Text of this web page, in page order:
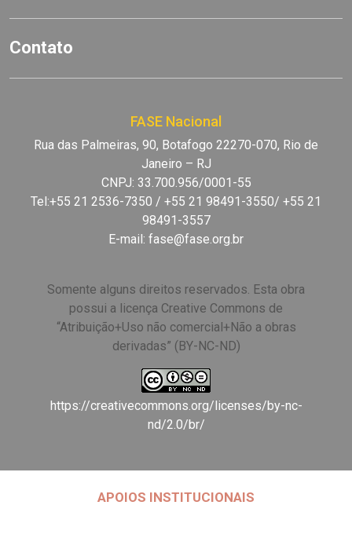
Contato
FASE Nacional
Rua das Palmeiras, 90, Botafogo 22270-070, Rio de
Janeiro – RJ
CNPJ: 33.700.956/0001-55
Tel:+55 21 2536-7350 / +55 21 98491-3550/ +55 21
98491-3557
E-mail: fase@fase.org.br
Somente alguns direitos reservados. Esta obra
possui a licença Creative Commons de
“Atribuição+Uso não comercial+Não a obras
derivadas” (BY-NC-ND)
https://creativecommons.org/licenses/by-nc-
nd/2.0/br/
APOIOS INSTITUCIONAIS